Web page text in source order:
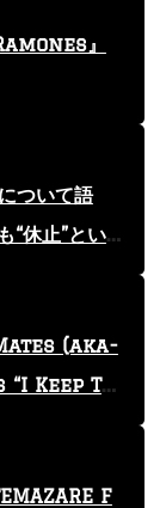
』
ついて語
“休止”とい
(aka-
Keep Tr
F